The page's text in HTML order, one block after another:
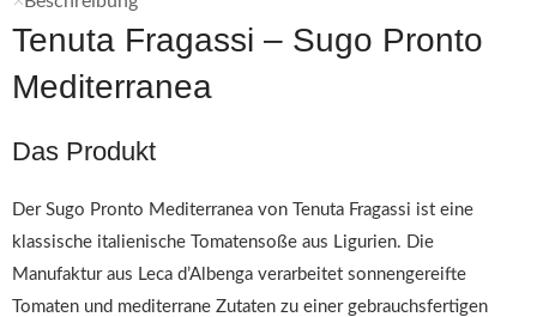
Tenuta Fragassi – Sugo Pronto
Mediterranea
Das Produkt
Der Sugo Pronto Mediterranea von Tenuta Fragassi ist eine
klassische italienische Tomatensoße aus Ligurien. Die
Manufaktur aus Leca d’Albenga verarbeitet sonnengereifte
Tomaten und mediterrane Zutaten zu einer gebrauchsfertigen